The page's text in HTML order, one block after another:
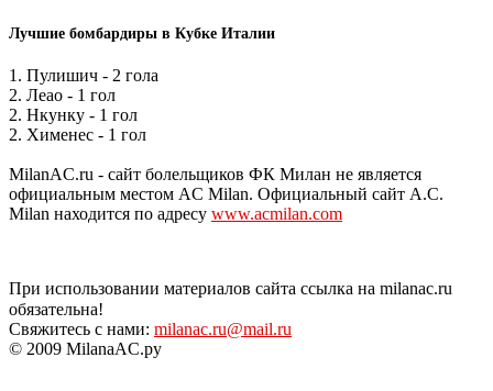
Лучшие бомбардиры в Кубке Италии
1. Пулишич - 2 гола
2. Леао - 1 гол
2. Нкунку - 1 гол
2. Хименес - 1 гол
MilanAC.ru - сайт болельщиков ФК Милан не является
официальным местом AC Milan. Официальный сайт A.C.
Milan находится по адресу www.acmilan.com
При использовании материалов сайта ссылка на milanac.ru
обязательна!
Свяжитесь с нами: milanac.ru@mail.ru
© 2009 MilanaAC.ру